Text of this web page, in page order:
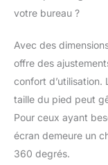
votre bureau ?
Avec des
offre des
confort d’utilisation.
taille du pied peut
Pour ceux ayant
écran demeure un
360 degrés.